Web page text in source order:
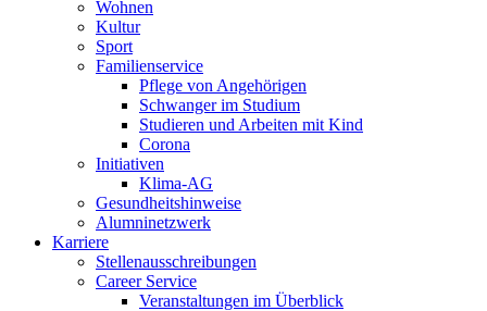
Wohnen
Kultur
Sport
Familienservice
Pflege von Angehörigen
Schwanger im Studium
Studieren und Arbeiten mit Kind
Corona
Initiativen
Klima-AG
Gesundheitshinweise
Alumninetzwerk
Karriere
Stellenausschreibungen
Career Service
Veranstaltungen im Überblick